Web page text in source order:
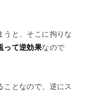
うと、そこに拘りな
って逆効果なので
ことなので、逆にス